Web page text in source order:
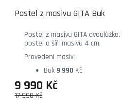
Postel z masivu GITA Buk
Postel z masivu GITA
postel o šíři masivu 4 cm.
Provedení masiv:
Buk 9 990 Kč
17 990 Kč
9 990 Kč